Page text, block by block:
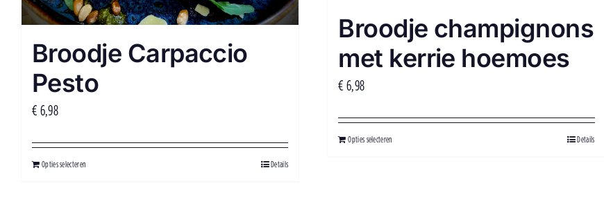
Broodje Carpaccio
Pesto
€6,98
Opties selecteren Details
Broodje champignons
met kerrie hoemoes
€6,98
Opties selecteren Details